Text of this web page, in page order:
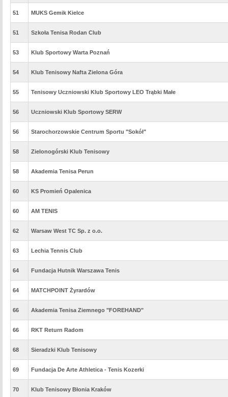
51 MUKS Gemik Kielce
51 Szkoła Tenisa Rodan Club
53 Klub Sportowy Warta Poznań
54 Klub Tenisowy Nafta Zielona Góra
55 Tenisowy Uczniowski Klub Sportowy LEO Trąbki Małe
56 Uczniowski Klub Sportowy SERW
56 Starochorzowskie Centrum Sportu "Sokół"
58 Zielonogórski Klub Tenisowy
58 Akademia Tenisa Perun
60 KS Promień Opalenica
60 AM TENIS
62 Warsaw West TC Sp. z o.o.
63 Lechia Tennis Club
64 Fundacja Hutnik Warszawa Tenis
64 MATCHPOINT Żyrardów
66 Akademia Tenisa Ziemnego "FOREHAND"
66 RKT Return Radom
68 Sieradzki Klub Tenisowy
69 Fundacja De Arte Athletica - Tenis Kozerki
70 Klub Tenisowy Błonia Kraków